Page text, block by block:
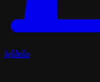
ბენზინი